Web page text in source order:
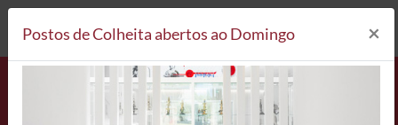
212 693 530* Postos de Colheita
Postos de Colheita abertos ao Domingo ×